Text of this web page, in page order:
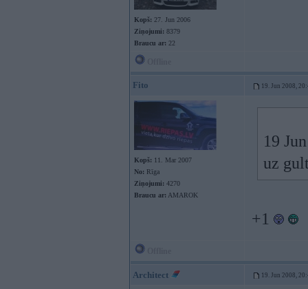
Kopš: 27. Jun 2006
Ziņojumi: 8379
Braucu ar: 22
Fito 19. Jun 2008,
Kopš: 11. Mar 2007
No: Rīga
Ziņojumi: 4270
Braucu ar: AMAROK
19
uz
+1
Architect 19. Jun 2008,